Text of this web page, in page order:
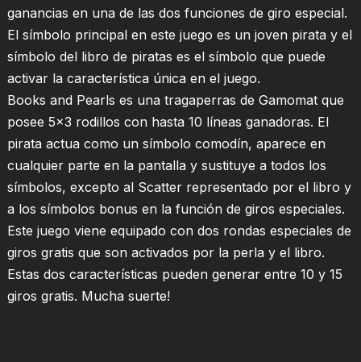
ganancias en una de las dos funciones de giro especial.
El símbolo principal en este juego es un joven pirata y el
símbolo del libro de piratas es el símbolo que puede
activar la característica única en el juego.
Books and Pearls es una tragaperras de Gamomat que
posee 5×3 rodillos con hasta 10 líneas ganadoras. El
pirata actua como un símbolo comodín, aparece en
cualquier parte en la pantalla y sustituye a todos los
símbolos, excepto al Scatter representado por el libro y
a los símbolos bonus en la función de giros especiales.
Este juego viene equipado con dos rondas especiales de
giros gratis que son activados por la perla y el libro.
Estas dos características pueden generar entre 10 y 15
giros gratis. Mucha suerte!